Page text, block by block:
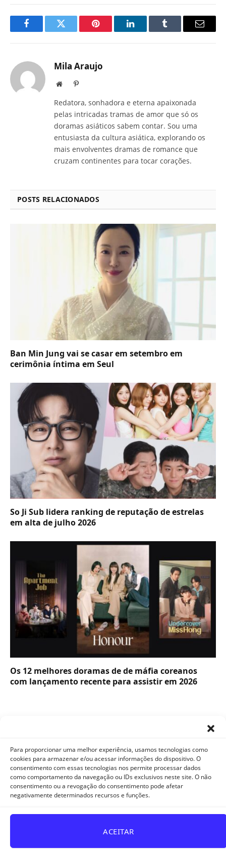
Para proporcionar uma melhor experiência, usamos tecnologias como
cookies para armazenar e/ou acessar informações do dispositivo. O
consentimento com essas tecnologias nos permite processar dados
como comportamento da navegação ou IDs exclusivos neste site. O não
consentimento ou a revogação do consentimento pode afetar
negativamente determinados recursos e funções.
ACEITAR
FacebookTwitter Pinterest LinkedInTumblr
E-
Mila Araujo
Site Pinterest
Redatora, sonhadora e eterna apaixonada
pelas intricadas tramas de amor que só os
doramas asiáticos sabem contar. Sou uma
entusiasta da cultura asiática, explorando os
mais envolventes dramas de romance que
cruzam continentes para tocar corações.
POSTS RELACIONADOS
Ban Min Jung vai se casar em setembro em
cerimônia íntima em Seul
So Ji Sub lidera ranking de reputação de estrelas
em alta de julho 2026
Os 12 melhores doramas de de máfia coreanos
com lançamento recente para assistir em 2026
FacebookX
(Twitter)
InstagramPinterestYouTubeTumblr WhatsApp
POLÍTICA DE PRIVACIDADE E COOKIES